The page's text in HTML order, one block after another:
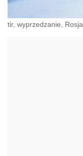
tir, wyprzedzanie, Rosja